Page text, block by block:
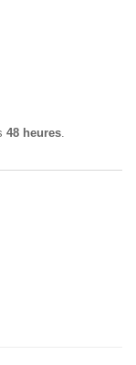
48 heures.